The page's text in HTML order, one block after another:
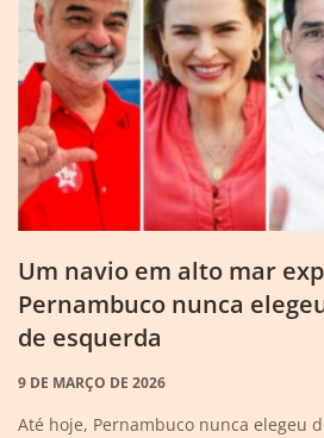
Um navio em alto mar
Pernambuco nunca
de esquerda
9 DE MARÇO DE 2026
Até hoje, Pernambuco nunca elegeu